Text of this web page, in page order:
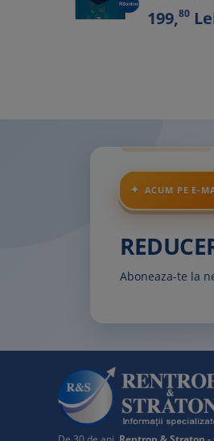
199,80
ACUM PE E-
Aboneaza-te la